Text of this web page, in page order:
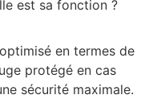
est sa fonction ?
en termes de
protégé en cas
sécurité maximale.